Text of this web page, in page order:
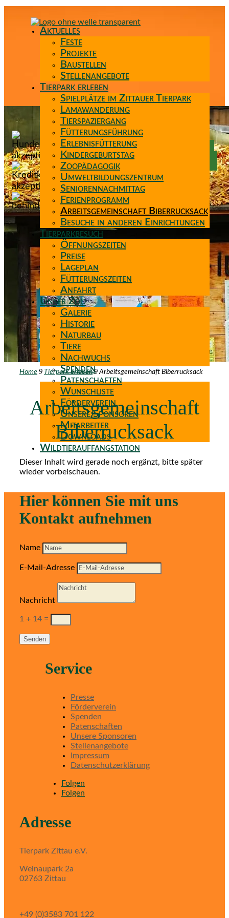
Aktuelles
Feste
Projekte
Baustellen
Stellenangebote
Tierpark erleben
Spielplätze im Zittauer Tierpark
Lamawanderung
Tierspaziergang
Fütterungsführung
Erlebnisfütterung
Kindergeburtstag
Zoopädagogik
Umweltbildungszentrum
Seniorennachmittag
Ferienprogramm
Arbeitsgemeinschaft Biberrucksack
Besuche in anderen Einrichtungen
Tierparkbesuch
Öffnungszeiten
Preise
Lageplan
Fütterungszeiten
Anfahrt
Unser Zoo
Galerie
Historie
Naturbau
Tiere
Nachwuchs
Spenden
Patenschaften
Wunschliste
Förderverein
Unsere Sponsoren
Mitarbeiter
Downloads
Wildtierauffangstation
Home 9 Tierpark erleben 9 Arbeitsgemeinschaft Biberrucksack
Arbeitsgemeinschaft
Biberrucksack
Dieser Inhalt wird gerade noch ergänzt, bitte später
wieder vorbeischauen.
Hier können Sie mit uns
Kontakt aufnehmen
Name
E-Mail-Adresse
Nachricht
1 + 14 =
Senden
Service
Presse
Förderverein
Spenden
Patenschaften
Unsere Sponsoren
Stellenangebote
Impressum
Datenschutzerklärung
Folgen
Folgen
Adresse
Tierpark Zittau e.V.
Weinaupark 2a
02763 Zittau
+49 (0)3583 701 122